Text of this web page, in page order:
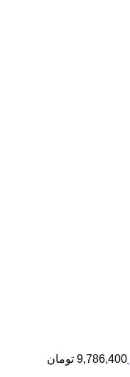
9,786,400 تومان